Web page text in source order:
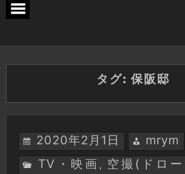
タグ: 保阪邸
2020年2月1日
mrym
TV・映画 ,
空撮(ドロ